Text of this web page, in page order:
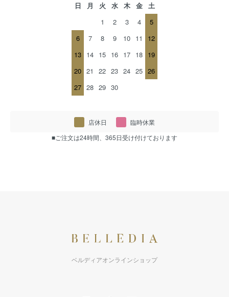
日 月 火 水 木 金
土
1
2 3 4
5
6
7 8 9 10 11
12
13 14 15 16 17 18 19
20 21 22 23 24 25 26
27 28 29 30
店休日
臨時休業
■ご注文は24時間、365日受け付けております
ベルディアオンラインショップ